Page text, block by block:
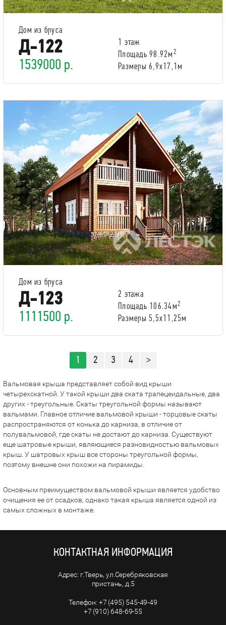
Дом из бруса
Д-122
1539000 р.
1 этаж
Площадь 98.92м2
Размеры 6,9x17,1м
Дом из бруса
Д-123
1111500 р.
2 этажа
Площадь 106.34м2
Размеры 5,5х11,25м
1 2 3 4 >
Вальмовая крыша представляет собой вид крыши
четырехскатной. У такой крыши два ската трапецеидальные, два
других - треугольные. Скаты треугольной формы называют
вальмами. Главное отличие вальмовой крыши - торцовые скаты
распространяются от конька до карниза, в отличие от
полувальмовой, где скаты не достают до карниза. Существуют
еще шатровые крыши, являющиеся разновидностью вальмовых
крыш. У шатровых крыш все стороны треугольной формы,
поэтому внешне они похожи на пирамиды.
Основным преимуществом вальмовой крыши является удобство
очищения ее от осадков, однако такая крыша является одной из
самых сложных в монтаже.
КОНТАКТНАЯ ИНФОРМАЦИЯ
г.Тверь, ул.Серебряковская
пристань, д.5
+7 (495) 545-49-49
+7 (910) 648-69-55